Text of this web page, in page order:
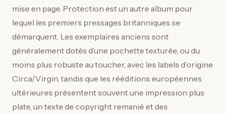
mise en page. Protection est un autre album pour
lequel les premiers pressages britanniques se
démarquent. Les exemplaires anciens sont
généralement dotés d’une pochette texturée, ou du
moins plus robuste au toucher, avec les labels d’origine
Circa/Virgin, tandis que les rééditions européennes
ultérieures présentent souvent une impression plus
plate, un texte de copyright remanié et des